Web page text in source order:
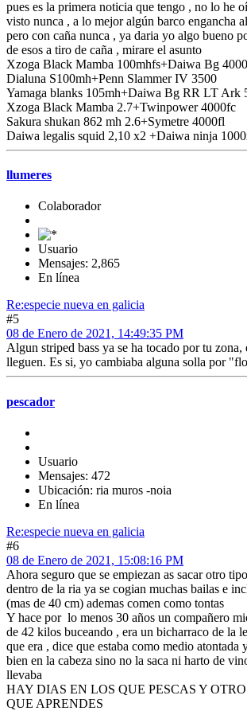
pues es la primera noticia que tengo , no lo he
visto nunca , a lo mejor algún barco engancha
pero con caña nunca , ya daria yo algo bueno
de esos a tiro de caña , mirare el asunto
Xzoga Black Mamba 100mhfs+Daiwa Bg 4000
Dialuna S100mh+Penn Slammer IV 3500
Yamaga blanks 105mh+Daiwa Bg RR LT Ark
Xzoga Black Mamba 2.7+Twinpower 4000fc
Sakura shukan 862 mh 2.6+Symetre 4000fl
Daiwa legalis squid 2,10 x2 +Daiwa ninja
llumeres
Colaborador
Usuario
Mensajes: 2,865
En línea
Re:especie nueva en galicia
#5
08 de Enero de 2021, 14:49:35 PM
Algun striped bass ya se ha tocado por tu zona,
lleguen. Es si, yo cambiaba alguna solla por
pescador
Usuario
Mensajes: 472
Ubicación: ria muros -noia
En línea
Re:especie nueva en galicia
#6
08 de Enero de 2021, 15:08:16 PM
Ahora seguro que se empiezan as sacar otro
dentro de la ria ya se cogian muchas bailas e
(mas de 40 cm) ademas comen como tontas
Y hace por lo menos 30 años un compañero
de 42 kilos buceando , era un bicharraco de la
que era , dice que estaba como medio atontada
bien en la cabeza sino no la saca ni harto de
llevaba
HAY DIAS EN LOS QUE PESCAS Y
QUE APRENDES